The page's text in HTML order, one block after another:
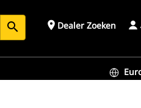
search place Dealer Zoeken